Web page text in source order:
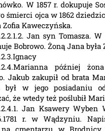
W 1857 r. dokupuje
śmierci ojca w 1862
Zofia Kaweczyńska.
Jan syn Tomasza.
Bobrowo. Żoną Jana była
później
Jakub zakupił od brata
w jego posiadaniu
że wtedy też poślubił
Jan Ksawery
r. w Wądzyniu.
na cmentarzu w